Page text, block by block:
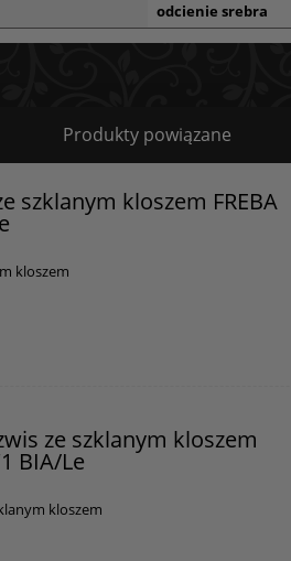
odcienie srebra
UE).
Produkty powiązane
szklanym kloszem FREBA
kloszem
ze szklanym kloszem
BIA/Le
kloszem